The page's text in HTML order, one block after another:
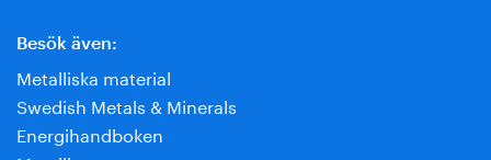
Besök även:
Metalliska material
Swedish Metals & Minerals
Energihandboken